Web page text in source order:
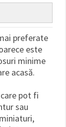
preferate
este
minime
acasă.
care pot fi
sau